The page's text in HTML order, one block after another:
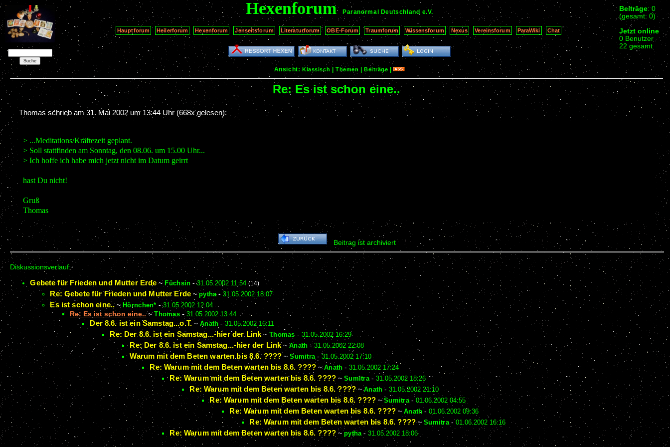
Beiträge: 0
(gesamt: 0)
Jetzt online
0 Benutzer
22 gesamt
Hexenforum Paranormal Deutschland e.V.
Hauptforum Heilerforum Hexenforum Jenseitsforum Literaturforum OBE-Forum Traumforum Wissensforum Nexus Vereinsforum ParaWiki Chat
Ansicht:Klassisch Themen |Beiträge |
Re: Es ist schon eine..
Thomas schrieb am31. Mai 2002 um 13:44 Uhr (668x gelesen):
> ...Meditations/Kräftezeit geplant.
> Soll stattfinden am Sonntag, den 08.06. um 15.00 Uhr...
> Ich hoffe ich habe mich jetzt nicht im Datum geirrt
hast Du nicht!
Gruß
Thomas
Beitrag ist archiviert
Diskussionsverlauf:
Gebete für Frieden und Mutter Erde ~ Füchsin -31.05.2002 11:54 (14)
Re: Gebete für Frieden und Mutter Erde~pytha-31.05.2002 18:07
Es ist schon eine..~ Hörnchen* -31.05.2002 12:04
Re: Es ist schon eine..~Thomas- 31.05.2002 13:44
Der 8.6. ist ein Samstag...o.T. ~Anath -31.05.2002 16:11
Re: Der 8.6. ist ein Samstag...-hier der Link~Thomas - 31.05.2002 16:29
Re: Der 8.6. ist ein Samstag...-hier der Link~Anath -31.05.2002 22:08
Warum mit dem Beten warten bis 8.6. ???? ~Sumitra-31.05.2002 17:10
Re: Warum mit dem Beten warten bis 8.6. ????~Anath -31.05.2002 17:24
Re: Warum mit dem Beten warten bis 8.6. ????~Sumitra- 31.05.2002 18:26
Re: Warum mit dem Beten warten bis 8.6. ????~Anath -31.05.2002 21:10
Re: Warum mit dem Beten warten bis 8.6. ????~Sumitra- 01.06.2002 04:55
Re: Warum mit dem Beten warten bis 8.6. ????~ Anath -01.06.2002 09:36
Re: Warum mit dem Beten warten bis 8.6. ????~ Sumitra- 01.06.2002 16:16
Re: Warum mit dem Beten warten bis 8.6. ????~pytha-31.05.2002 18:06